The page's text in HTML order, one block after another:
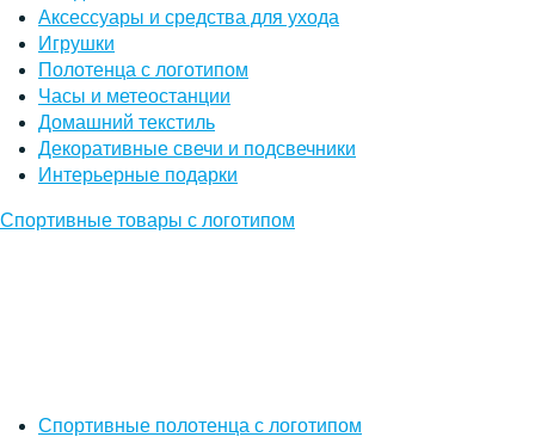
Аксессуары и средства для ухода
Игрушки
Полотенца с логотипом
Часы и метеостанции
Домашний текстиль
Декоративные свечи и подсвечники
Интерьерные подарки
Спортивные товары с логотипом
Спортивные полотенца с логотипом